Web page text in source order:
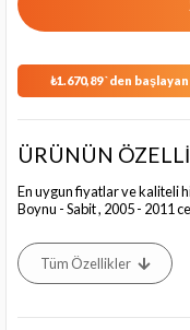
₺1.670,89`den
ÜRÜNÜN
En uygun fiyatlar ve kaliteli
Boynu - Sabit , 2005 - 2011
Tüm Özellikler